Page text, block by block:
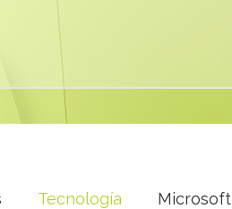
Tecnología Microsoft